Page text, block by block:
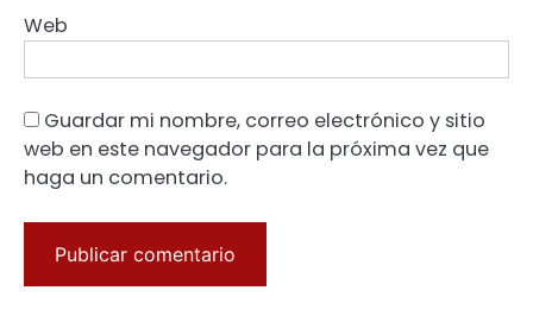
Web
Guardar mi nombre, correo electrónico y sitio
web en este navegador para la próxima vez que
haga un comentario.